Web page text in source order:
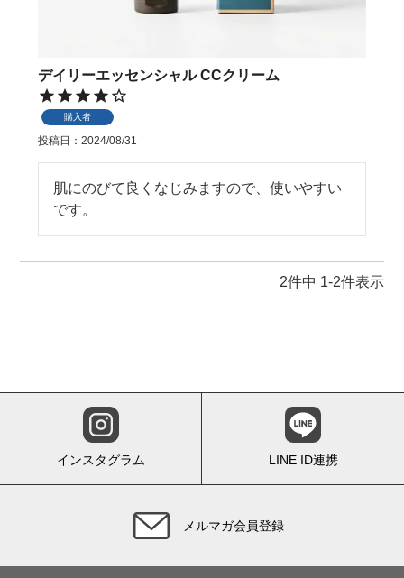
デイリーエッセンシャル CCクリーム
購入者
投稿日 2024/08/31
肌にのびて良くなじみますので、使いやすい
です。
2件中 1-2件表示
インスタグラム LINE ID連携
メルマガ会員登録